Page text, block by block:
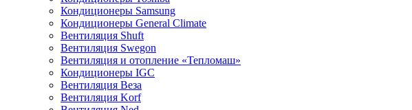
Кондиционеры Samsung
Кондиционеры General Climate
Вентиляция Shuft
Вентиляция Swegon
Вентиляция и отопление «Тепломаш»
Кондиционеры IGC
Вентиляция Веза
Вентиляция Korf